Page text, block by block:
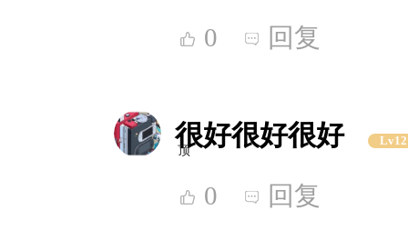
0 回复
很好很好很好 Lv12
顶
0 回复